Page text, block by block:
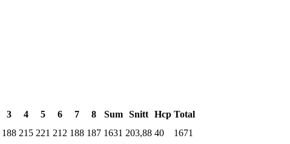
3 4 5 6 7 8 Sum Snitt Hcp Total
188 215 221 212 188 187 1631 203,88 40 1671